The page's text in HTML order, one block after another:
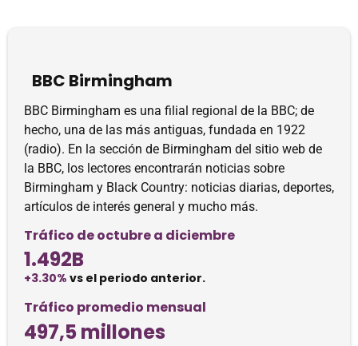
BBC Birmingham
BBC Birmingham es una filial regional de la BBC; de
hecho, una de las más antiguas, fundada en 1922
(radio). En la sección de Birmingham del sitio web de
la BBC, los lectores encontrarán noticias sobre
Birmingham y Black Country: noticias diarias, deportes,
artículos de interés general y mucho más.
Tráfico de octubre a diciembre
1.492B
+3.30% vs el periodo anterior.
Tráfico promedio mensual
497,5 millones